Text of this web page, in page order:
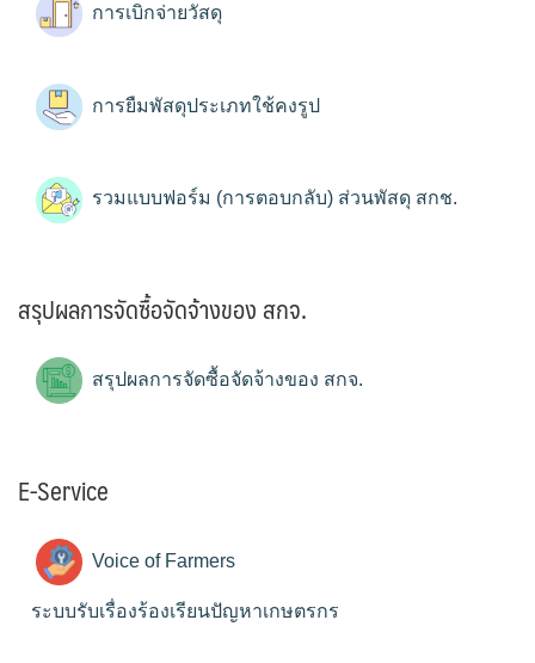
การเบิกจ่ายวัสดุ
การยืมพัสดุประเภทใช้คงรูป
รวมแบบฟอร์ม (การตอบกลับ) ส่วนพัสดุ สกช.
สรุปผลการจัดซื้อจัดจ้างของ สกจ.
สรุปผลการจัดซื้อจัดจ้างของ สกจ.
E-Service
Voice of Farmers
ระบบรับเรื่องร้องเรียนปัญหาเกษตรกร